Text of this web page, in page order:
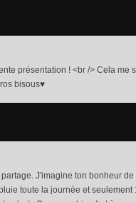
présentation ! <br /> Cela me
bisous♥
J'imagine ton bonheur
toute la journée et seulement